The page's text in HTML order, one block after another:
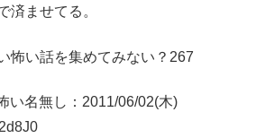
済ませてる。
怖い話を集めてみない？267
い名無し：2011/06/02(木)